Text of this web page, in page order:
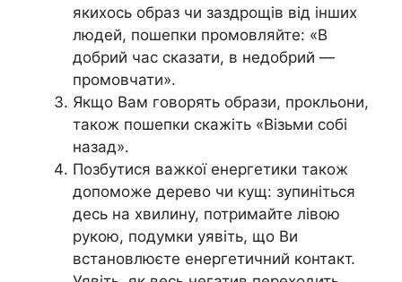
якихось образ чи заздрощів від інших
людей, пошепки промовляйте: «В
добрий час сказати, в недобрий —
промовчати».
Якщо Вам говорять образи, прокльони,
також пошепки скажіть «Візьми собі
назад».
Позбутися важкої енергетики також
допоможе дерево чи кущ: зупиніться
десь на хвилину, потримайте лівою
рукою, подумки уявіть, що Ви
встановлюєте енергетичний контакт.